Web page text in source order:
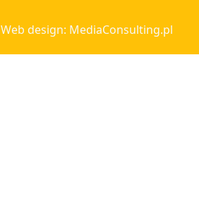
Web design: MediaConsulting.pl